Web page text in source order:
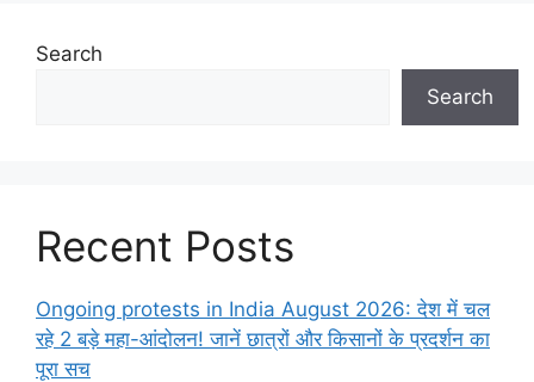
Search
Search
Recent Posts
Ongoing protests in India August 2026: देश में चल
रहे 2 बड़े महा-आंदोलन! जानें छात्रों और किसानों के प्रदर्शन का
पूरा सच